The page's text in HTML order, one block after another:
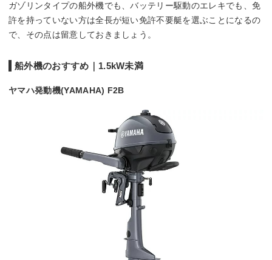
ガゾリンタイプの船外機でも、バッテリー駆動のエレキでも、免
許を持っていない方は全長が短い免許不要艇を選ぶことになるの
で、その点は留意しておきましょう。
船外機のおすすめ｜1.5kW未満
ヤマハ発動機(YAMAHA) F2B